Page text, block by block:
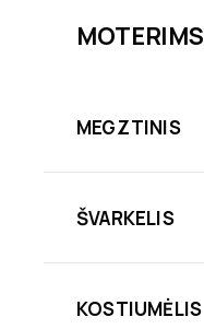
MOTERIMS
MEGZTINIS
ŠVARKELIS
KOSTIUMĖLIS